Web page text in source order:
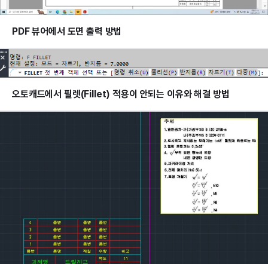
PDF 뷰어에서 도면 출력 방법
오토캐드에서 필렛(Fillet) 적용이 안되는 이유와 해결 방법